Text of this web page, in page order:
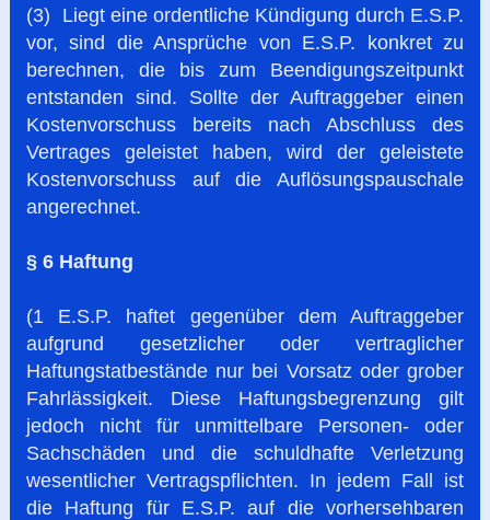
(3) Liegt eine ordentliche Kündigung durch E.S.P.
vor, sind die Ansprüche von E.S.P. konkret zu
berechnen, die bis zum Beendigungszeitpunkt
entstanden sind. Sollte der Auftraggeber einen
Kostenvorschuss bereits nach Abschluss des
Vertrages geleistet haben, wird der geleistete
Kostenvorschuss auf die Auflösungspauschale
angerechnet.
§ 6 Haftung
(1 E.S.P. haftet gegenüber dem Auftraggeber
aufgrund gesetzlicher oder vertraglicher
Haftungstatbestände nur bei Vorsatz oder grober
Fahrlässigkeit. Diese Haftungsbegrenzung gilt
jedoch nicht für unmittelbare Personen- oder
Sachschäden und die schuldhafte Verletzung
wesentlicher Vertragspflichten. In jedem Fall ist
die Haftung für E.S.P. auf die vorhersehbaren